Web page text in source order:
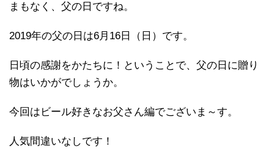
まもなく、父の日ですね。
2019年の父の日は6月16日（日）です。
日頃の感謝をかたちに！ということで、父の日に贈り
物はいかがでしょうか。
今回はビール好きなお父さん編でございま～す。
人気間違いなしです！